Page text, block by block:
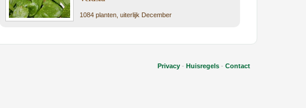
1084 planten, uiterlijk December
Privacy - Huisregels -Contact